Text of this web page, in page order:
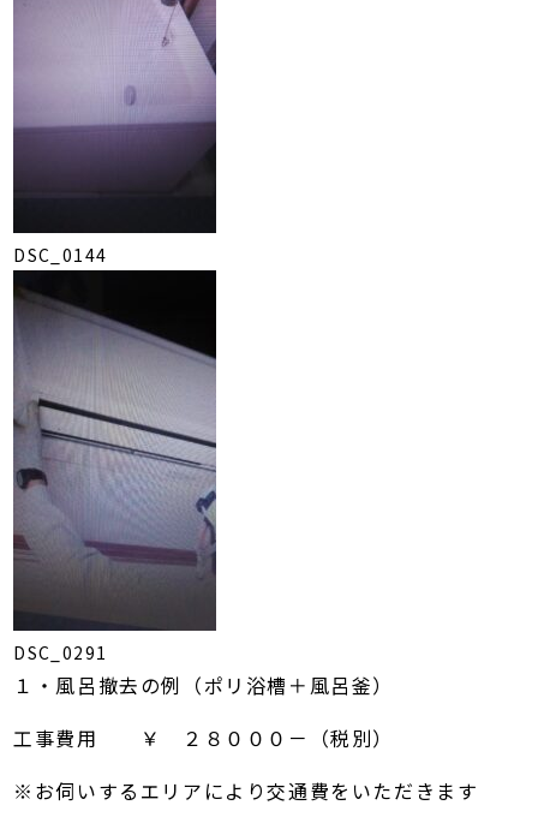
DSC_0144
DSC_0291
１・風呂撤去の例（ポリ浴槽＋風呂釜）
工事費用 ￥ ２８０００－（税別）
※お伺いするエリアにより交通費をいただきます